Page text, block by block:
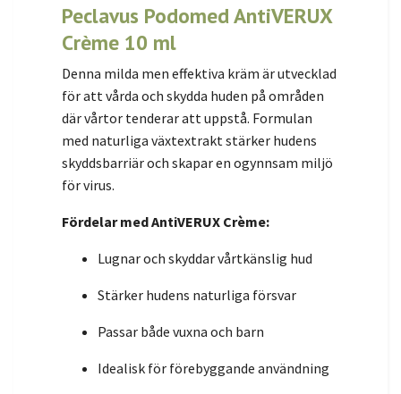
Peclavus Podomed AntiVERUX
Crème 10 ml
Denna milda men effektiva kräm är utvecklad
för att vårda och skydda huden på områden
där vårtor tenderar att uppstå. Formulan
med naturliga växtextrakt stärker hudens
skyddsbarriär och skapar en ogynnsam miljö
för virus.
Fördelar med AntiVERUX Crème:
Lugnar och skyddar vårtkänslig hud
Stärker hudens naturliga försvar
Passar både vuxna och barn
Idealisk för förebyggande användning